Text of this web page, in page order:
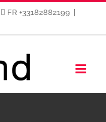
FR +33182882199